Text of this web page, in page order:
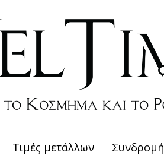
Τιμές μετάλλων Συνδρομή